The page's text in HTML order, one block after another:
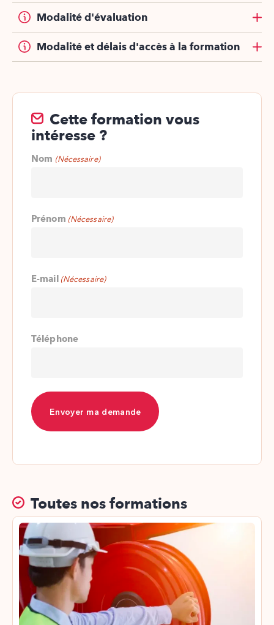
Modalité d'évaluation
Modalité et délais d'accès à la formation
Cette formation vous
intéresse ?
Nom (Nécessaire)
Prénom (Nécessaire)
E-mail (Nécessaire)
Téléphone
Toutes nos formations